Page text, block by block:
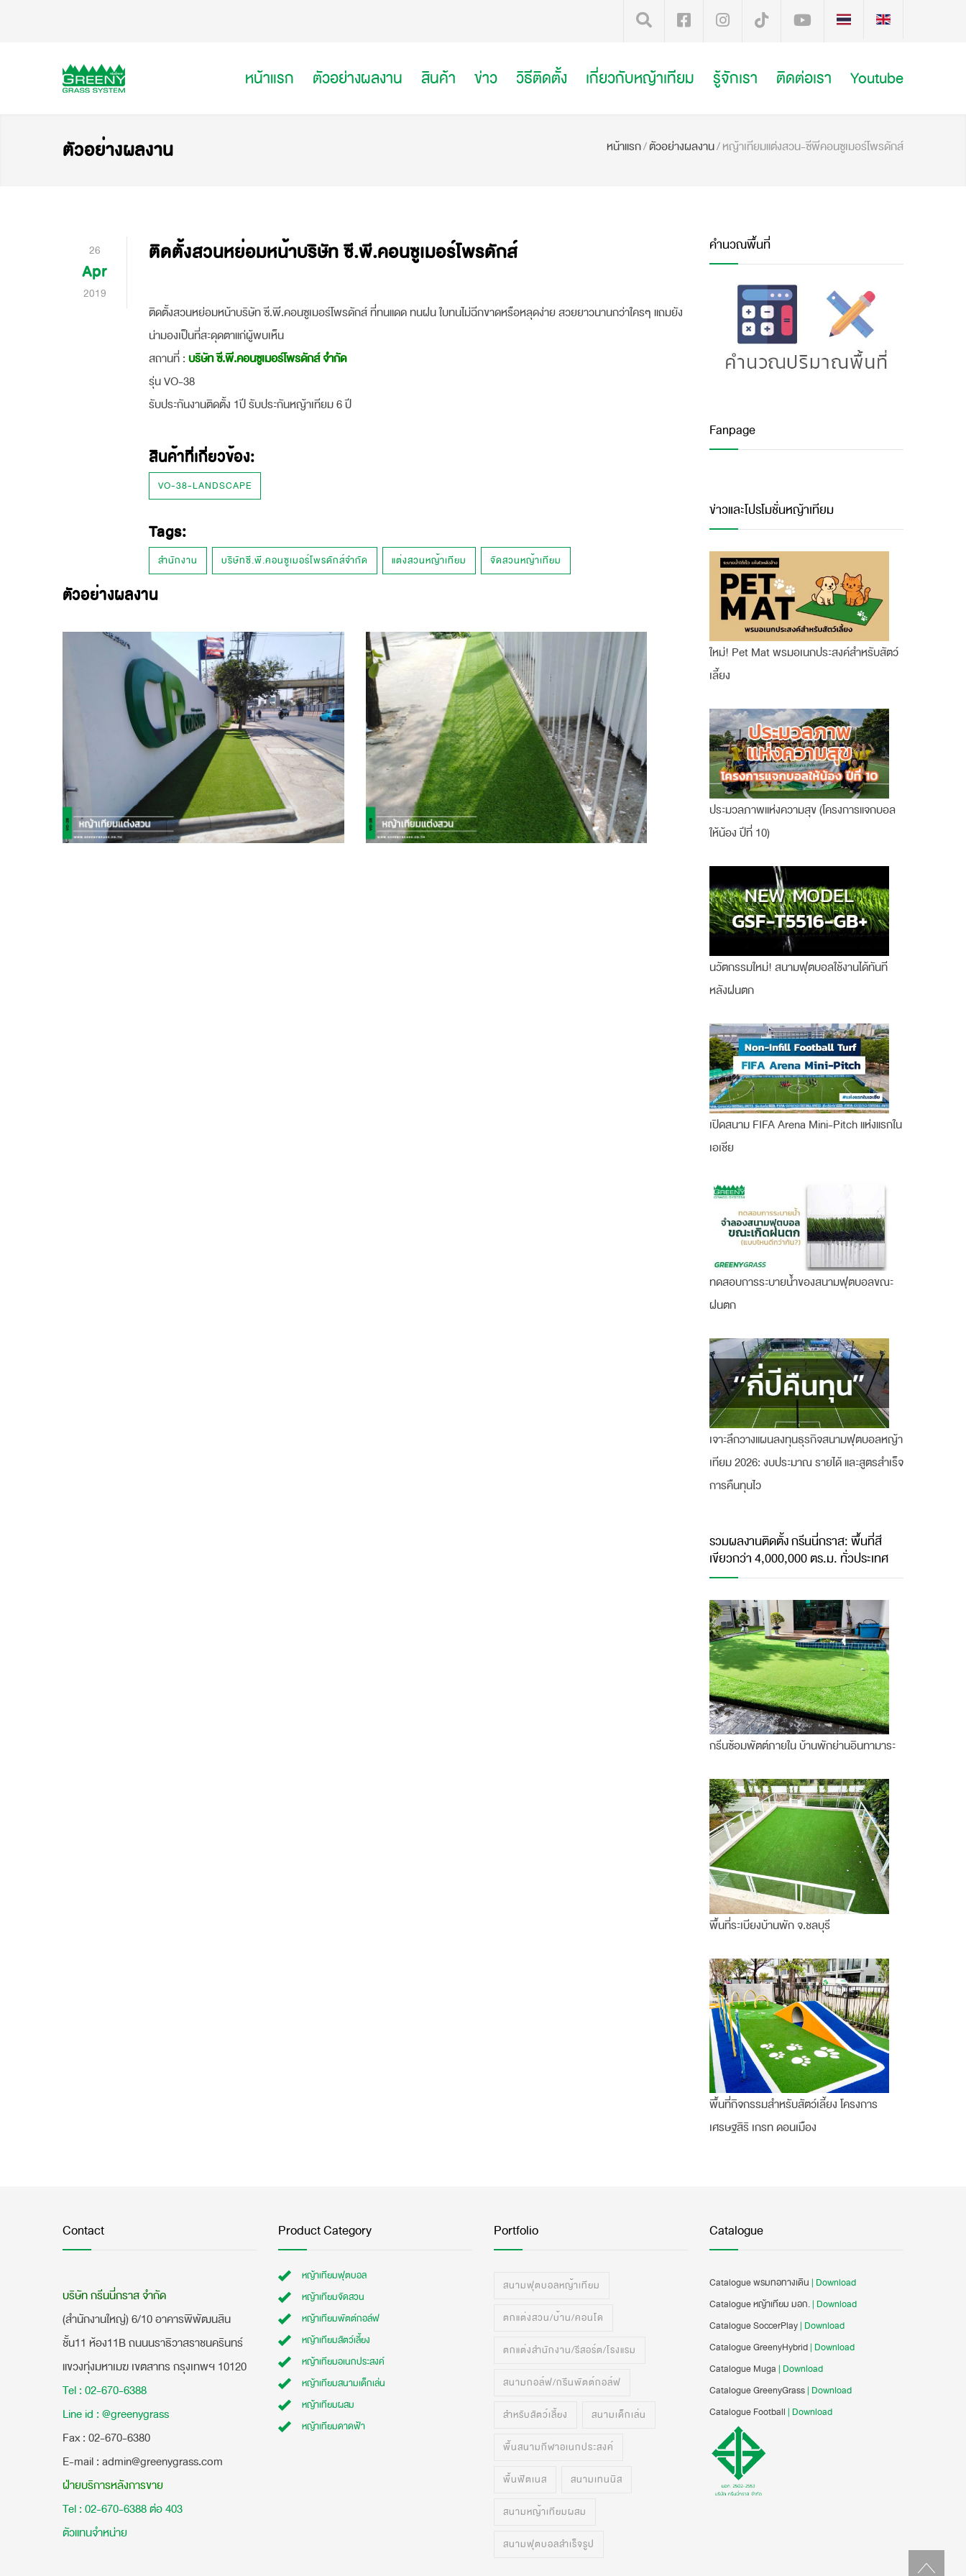
หน้าแรก ตัวอย่างผลงาน สินค้า ข่าว วิธีติดตั้ง เกี่ยวกับหญ้าเทียม รู้จักเรา ติดต่อเรา Youtube
ตัวอย่างผลงาน หน้าแรก/ตัวอย่างผลงาน/หญ้าเทียมแต่งสวน-ซีพีคอนซูเมอร์โพรดักส์
26
Apr
2019
ติดตั้งสวนหย่อมหน้าบริษัท ซี.พี.คอนซูเมอร์โพรดักส์
ติดตั้งสวนหย่อมหน้าบริษัท ซี.พี.คอนซูเมอร์โพรดักส์ ที่ทนแดด ทนฝน ใบทนไม่ฉีกขาดหรือหลุดง่าย สวยยาวนานกว่าใครๆ แถมยัง
น่ามองเป็นที่สะดุดตาแก่ผู้พบเห็น
สถานที่ : บริษัท ซี.พี.คอนซูเมอร์โพรดักส์ จำกัด
รุ่น VO-38
รับประกันงานติดตั้ง 1ปี รับประกันหญ้าเทียม 6 ปี
สินค้าที่เกี่ยวข้อง:
VO-38-LANDSCAPE
Tags:
สำนักงาน บริษัทซี.พี.คอนซูเมอร์โพรดักส์จำกัด แต่งสวนหญ้าเทียม จัดสวนหญ้าเทียม
ตัวอย่างผลงาน
คำนวณพื้นที่
Fanpage
ข่าวและโปรโมชั่นหญ้าเทียม
ใหม่! Pet Mat พรมอเนกประสงค์สำหรับสัตว์
เลี้ยง
ประมวลภาพแห่งความสุข (โครงการแจกบอล
ให้น้อง ปีที่ 10)
นวัตกรรมใหม่! สนามฟุตบอลใช้งานได้ทันที
หลังฝนตก
เปิดสนาม FIFA Arena Mini-Pitch แห่งแรกใน
เอเชีย
ทดสอบการระบายน้ำของสนามฟุตบอลขณะ
ฝนตก
เจาะลึกวางแผนลงทุนธุรกิจสนามฟุตบอลหญ้า
เทียม 2026: งบประมาณ รายได้ และสูตรสำเร็จ
การคืนทุนไว
รวมผลงานติดตั้ง กรีนนี่กราส: พื้นที่สี
เขียวกว่า 4,000,000 ตร.ม. ทั่วประเทศ
กรีนซ้อมพัตต์ภายใน บ้านพักย่านอินทามาระ
พื้นที่ระเบียงบ้านพัก จ.ชลบุรี
พื้นที่กิจกรรมสำหรับสัตว์เลี้ยง โครงการ
เศรษฐสิริ เกรท ดอนเมือง
Contact
บริษัท กรีนนี่กราส จำกัด
(สำนักงานใหญ่) 6/10 อาคารพิพัฒนสิน
ชั้น11 ห้อง11B ถนนนราธิวาสราชนครินทร์
แขวงทุ่งมหาเมฆ เขตสาทร กรุงเทพฯ 10120
Tel : 02-670-6388
Line id : @greenygrass
​Fax : 02-670-6380
E-mail : admin@greenygrass.com
ฝ่ายบริการหลังการขาย
Tel : 02-670-6388 ต่อ 403
ตัวแทนจำหน่าย
Product Category
หญ้าเทียมฟุตบอล
หญ้าเทียมจัดสวน
หญ้าเทียมพัตต์กอล์ฟ
หญ้าเทียมสัตว์เลี้ยง
หญ้าเทียมอเนกประสงค์
หญ้าเทียมสนามเด็กเล่น
หญ้าเทียมผสม
หญ้าเทียมดาดฟ้า
Portfolio
สนามฟุตบอลหญ้าเทียม
ตกแต่งสวน/บ้าน/คอนโด
ตกแต่งสำนักงาน/รีสอร์ต/โรงแรม
สนามกอล์ฟ/กรีนพัตต์กอล์ฟ
สำหรับสัตว์เลี้ยง สนามเด็กเล่น
พื้นสนามกีฬาอเนกประสงค์
พื้นฟิตเนส สนามเทนนิส
สนามหญ้าเทียมผสม
สนามฟุตบอลสำเร็จรูป
Catalogue
Catalogue พรมทอทางเดิน | Download
Catalogue หญ้าเทียม มอก.| Download
Catalogue SoccerPlay| Download
Catalogue GreenyHybrid| Download
Catalogue Muga | Download
Catalogue GreenyGrass| Download
Catalogue Football | Download